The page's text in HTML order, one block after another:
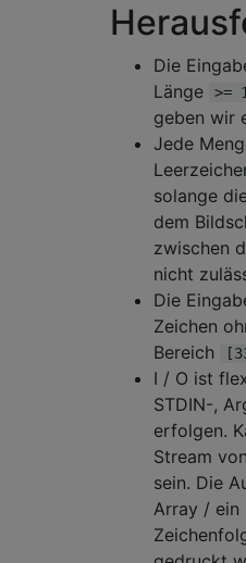
Die
Länge
>= 1
geben wir
Jede
solange
dem
zwischen
nicht
Die
Zeichen
Bereich
I / O ist
STDIN-,
erfolgen.
Stream
sein. Die
Array / ein